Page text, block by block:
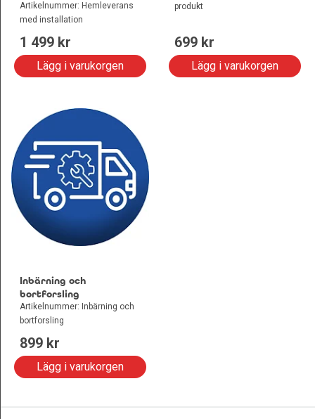
Artikelnummer: Hemleverans
med installation
1 499 kr
Lägg i varukorgen
produkt
699 kr
Lägg i varukorgen
Inbärning och
bortforsling
Artikelnummer: Inbärning och
bortforsling
899 kr
Lägg i varukorgen